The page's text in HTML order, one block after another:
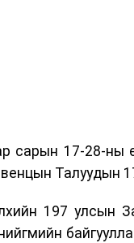
сарын 17-28-ны
Талуудын
197 улсын